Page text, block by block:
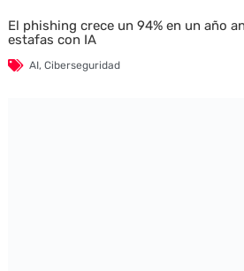
El phishing crece un 94% en un año
estafas con IA
AI, Ciberseguridad